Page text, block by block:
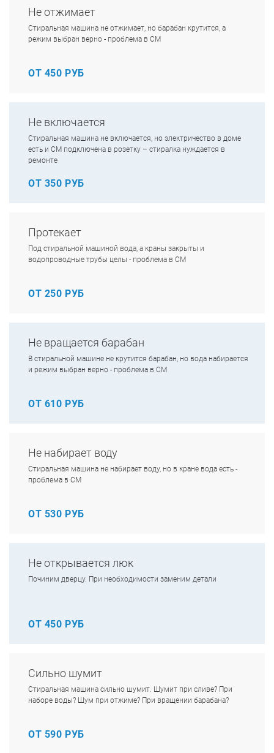
Не отжимает
Стиральная машина не отжимает, но барабан крутится, а
режим выбран верно - проблема в СМ
ОТ 450 РУБ
Не включается
Стиральная машина не включается, но электричество в доме
есть и СМ подключена в розетку – стиралка нуждается в
ремонте
ОТ 350 РУБ
Протекает
Под стиральной машиной вода, а краны закрыты и
водопроводные трубы целы - проблема в СМ
ОТ 250 РУБ
Не вращается барабан
В стиральной машине не крутится барабан, но вода набирается
и режим выбран верно - проблема в СМ
ОТ 610 РУБ
Не набирает воду
Стиральная машина не набирает воду, но в кране вода есть -
проблема в СМ
ОТ 530 РУБ
Не открывается люк
Починим дверцу. При необходимости заменим детали
ОТ 450 РУБ
Сильно шумит
Стиральная машина сильно шумит. Шумит при сливе? При
наборе воды? Шум при отжиме? При вращении барабана?
ОТ 590 РУБ